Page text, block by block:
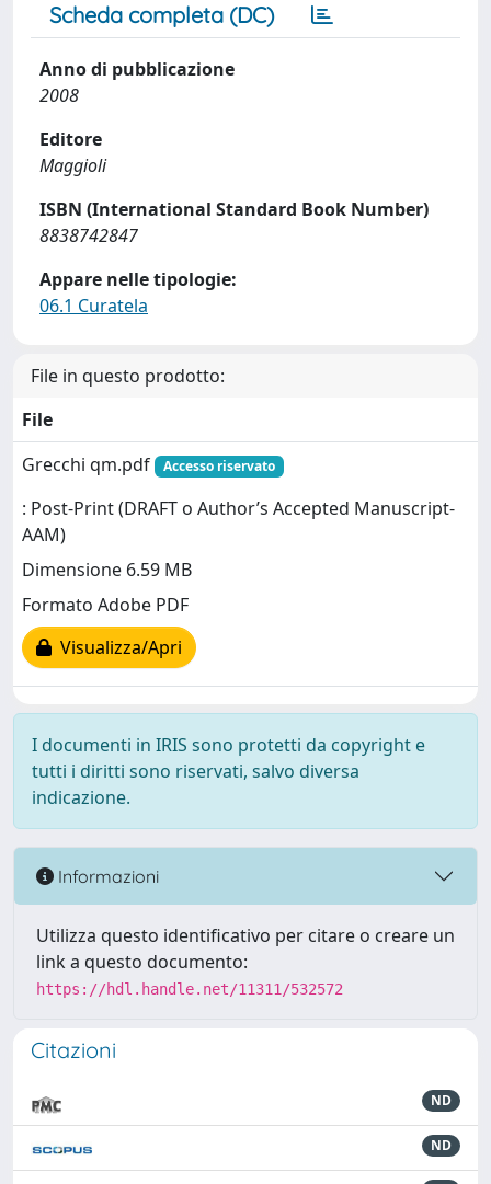
Scheda completa (DC)
Anno di pubblicazione
2008
Editore
Maggioli
ISBN (International Standard Book Number)
8838742847
Appare nelle tipologie:
06.1 Curatela
File in questo prodotto:
File
Grecchi qm.pdf
Accesso riservato
: Post-Print (DRAFT o Author’s Accepted Manuscript-
AAM)
Dimensione 6.59 MB
Formato Adobe PDF
Visualizza/Apri
I documenti in IRIS sono protetti da copyright e
tutti i diritti sono riservati, salvo diversa
indicazione.
Informazioni
Utilizza questo identificativo per citare o creare un
link a questo documento:
https://hdl.handle.net/11311/532572
Citazioni
ND
ND